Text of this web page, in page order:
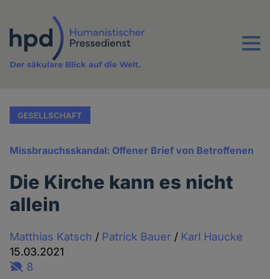
Inhalt
Menu
Der säkulare Blick auf die Welt.
GESELLSCHAFT
Missbrauchsskandal: Offener Brief von Betroffenen
Die Kirche kann es nicht
allein
Matthias Katsch / Patrick Bauer / Karl Haucke
15.03.2021
8